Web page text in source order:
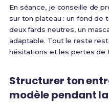
En séance, je conseille de
sur ton plateau : un fond de
deux fards neutres, un
adaptable. Tout le reste
hésitations et les pertes de
Structurer ton
modèle pendant